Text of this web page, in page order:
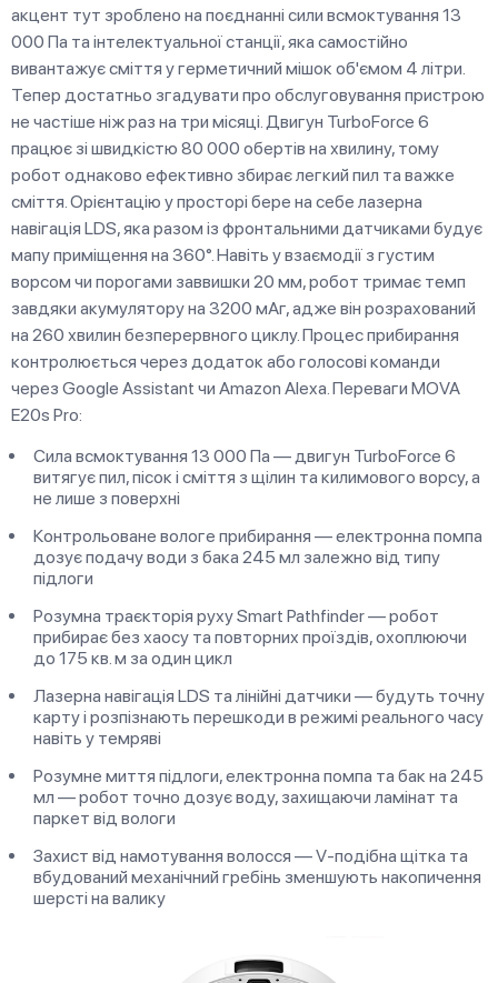
акцент тут зроблено на поєднанні сили всмоктування 13
000 Па та інтелектуальної станції, яка самостійно
вивантажує сміття у герметичний мішок об'ємом 4 літри.
Тепер достатньо згадувати про обслуговування пристрою
не частіше ніж раз на три місяці. Двигун TurboForce 6
працює зі швидкістю 80 000 обертів на хвилину, тому
робот однаково ефективно збирає легкий пил та важке
сміття. Орієнтацію у просторі бере на себе лазерна
навігація LDS, яка разом із фронтальними датчиками будує
мапу приміщення на 360°. Навіть у взаємодії з густим
ворсом чи порогами заввишки 20 мм, робот тримає темп
завдяки акумулятору на 3200 мАг, адже він розрахований
на 260 хвилин безперервного циклу. Процес прибирання
контролюється через додаток або голосові команди
через Google Assistant чи Amazon Alexa. Переваги MOVA
E20s Pro:
Сила всмоктування 13 000 Па — двигун TurboForce 6
витягує пил, пісок і сміття з щілин та килимового ворсу, а
не лише з поверхні
Контрольоване вологе прибирання — електронна помпа
дозує подачу води з бака 245 мл залежно від типу
підлоги
Розумна траєкторія руху Smart Pathfinder — робот
прибирає без хаосу та повторних проїздів, охоплюючи
до 175 кв. м за один цикл
Лазерна навігація LDS та лінійні датчики — будуть точну
карту і розпізнають перешкоди в режимі реального часу
навіть у темряві
Розумне миття підлоги, електронна помпа та бак на 245
мл — робот точно дозує воду, захищаючи ламінат та
паркет від вологи
Захист від намотування волосся — V-подібна щітка та
вбудований механічний гребінь зменшують накопичення
шерсті на валику